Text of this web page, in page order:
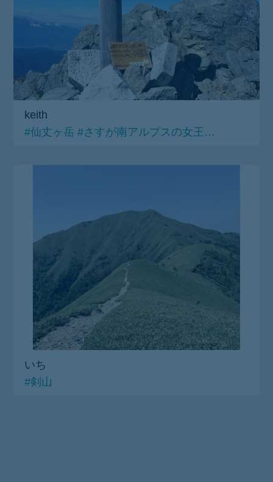
keith
#仙丈ヶ岳 #さすが南アルプスの女王…
いち
#剣山